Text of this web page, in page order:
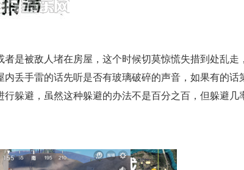
是被敌人堵在房屋，这个时候切莫惊慌失措到处乱走
丢手雷的话先听是否有玻璃破碎的声音，如果有的话
躲避，虽然这种躲避的办法不是百分之百，但躲避几